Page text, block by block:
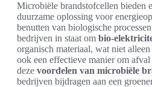
Microbiële brandstofcellen bieden
duurzame oplossing voor
benutten van biologische
bedrijven in staat om bio-
organisch materiaal, wat niet
ook een effectieve manier om
deze voordelen van microbiële
bedrijven bijdragen aan een